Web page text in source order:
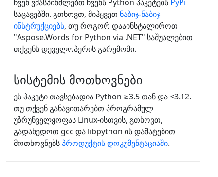
ჩვენ ვმასპინძლებთ ჩვენს Python პაკეტებს PyPi
საცავებში. გთხოვთ, მიჰყვეთ ნაბიჯ-ნაბიჯ
ინსტრუქციებს, თუ როგორ დააინსტალიროთ
"Aspose.Words for Python via .NET" საშუალებით
თქვენს დეველოპერის გარემოში.
სისტემის მოთხოვნები
ეს პაკეტი თავსებადია Python ≥3.5 თან და <3.12.
თუ თქვენ განავითარებთ პროგრამულ
უზრუნველყოფას Linux-ისთვის, გთხოვთ,
გადახედოთ gcc და libpython ის დამატებით
მოთხოვნებსპროდუქტის დოკუმენტაციაში.